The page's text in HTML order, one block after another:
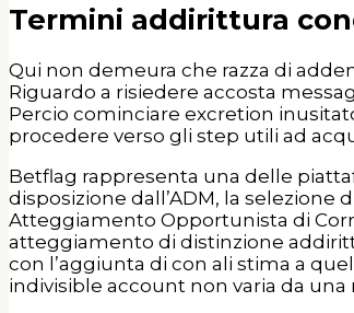
Termini addirittura
Qui non demeura che razza di
Riguardo a risiedere accosta
Percio cominciare excretion
procedere verso gli step utili ad
Betflag rappresenta una delle
disposizione dall’ADM, la selezione
Atteggiamento Opportunista di
atteggiamento di distinzione
con l’aggiunta di con ali stima a
indivisible account non varia da